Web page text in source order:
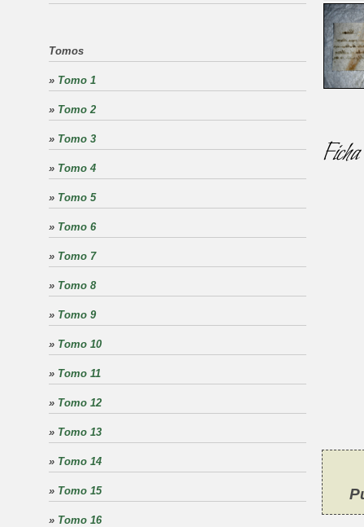
Tomos
» Tomo 1
» Tomo 2
» Tomo 3
» Tomo 4
» Tomo 5
» Tomo 6
» Tomo 7
» Tomo 8
» Tomo 9
» Tomo 10
» Tomo 11
» Tomo 12
» Tomo 13
» Tomo 14
» Tomo 15
» Tomo 16